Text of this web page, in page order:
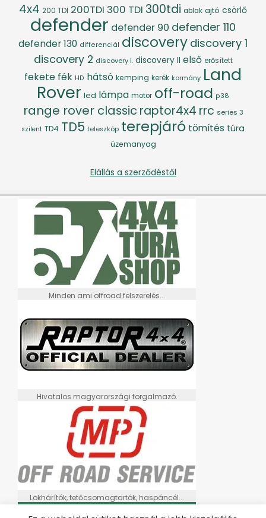
4x4 200 TDI 200TDI 300 TDI 300tdi ablak ajtó csörlő
defender defender 90 defender 110
defender 130 differenciál discovery discovery 1
discovery 2 discovery I. discovery II első erősített
fekete fék HD hátsó kemping kerék kormány Land
Rover led lámpa motor off-road p38
range rover classic raptor4x4 rrc series 3
szilent TD4 TD5 teleszkóp terepjáró tömítés túra
üzemanyag
Elállás a szerződéstől
Minden ami offroad felszerelés...
Hivatalos magyarországi forgalmazó.
Lökhárítók, tetőcsomagtartók, haspáncél...